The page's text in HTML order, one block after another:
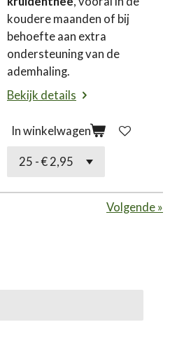
koudere maanden of bij
behoefte aan extra
ondersteuning van de
ademhaling.
Bekijk details
In winkelwagen
Volgende »